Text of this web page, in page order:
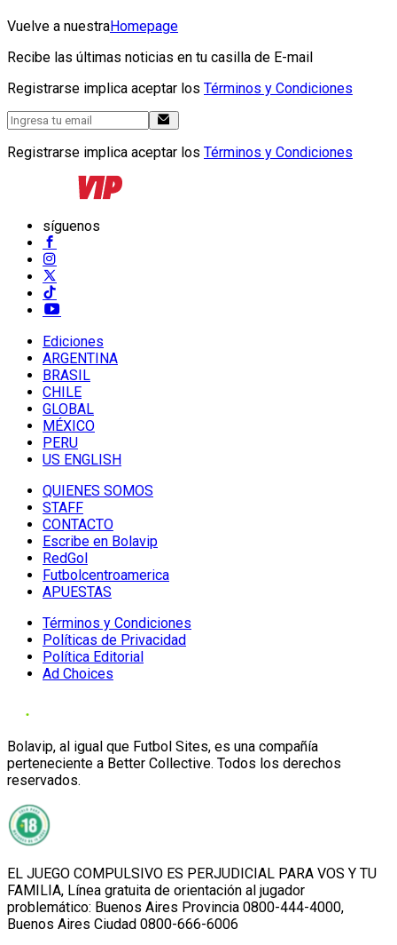
Vuelve a nuestraHomepage
Recibe las últimas noticias en tu casilla de E-mail
Registrarse implica aceptar los Términos y Condiciones
Registrarse implica aceptar los Términos y Condiciones
síguenos
Ediciones
ARGENTINA
BRASIL
CHILE
GLOBAL
MÉXICO
PERU
US ENGLISH
QUIENES SOMOS
STAFF
CONTACTO
Escribe en Bolavip
RedGol
Futbolcentroamerica
APUESTAS
Términos y Condiciones
Políticas de Privacidad
Política Editorial
Ad Choices
Bolavip, al igual que Futbol Sites, es una compañía
perteneciente a Better Collective. Todos los derechos
reservados.
EL JUEGO COMPULSIVO ES PERJUDICIAL PARA VOS Y TU
FAMILIA, Línea gratuita de orientación al jugador
problemático: Buenos Aires Provincia 0800-444-4000,
Buenos Aires Ciudad 0800-666-6006